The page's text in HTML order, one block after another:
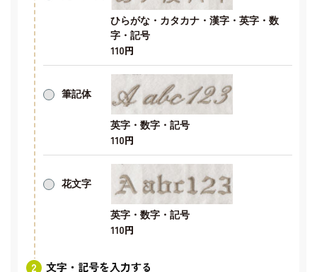
ひらがな・カタカナ・漢字・英字・数
字・記号
110円
筆記体
英字・数字・記号
110円
花文字
英字・数字・記号
110円
文字・記号を入力する